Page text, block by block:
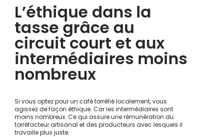
L’éthique dans la
tasse grâce au
circuit court et aux
intermédiaires moins
nombreux
Si vous optez pour un café torréfié localement, vous
agissez de façon éthique. Car les intermédiaires sont
moins nombreux. Ce qui assure une rémunération du
torréfacteur artisanal et des producteurs avec lesquels il
travaille plus juste.